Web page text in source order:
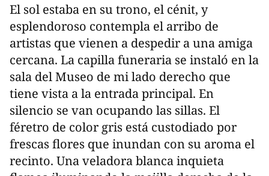
El sol estaba en su trono, el cénit, y
esplendoroso contempla el arribo de
artistas que vienen a despedir a una amiga
cercana. La capilla funeraria se instaló en la
sala del Museo de mi lado derecho que
tiene vista a la entrada principal. En
silencio se van ocupando las sillas. El
féretro de color gris está custodiado por
frescas flores que inundan con su aroma el
recinto. Una veladora blanca inquieta